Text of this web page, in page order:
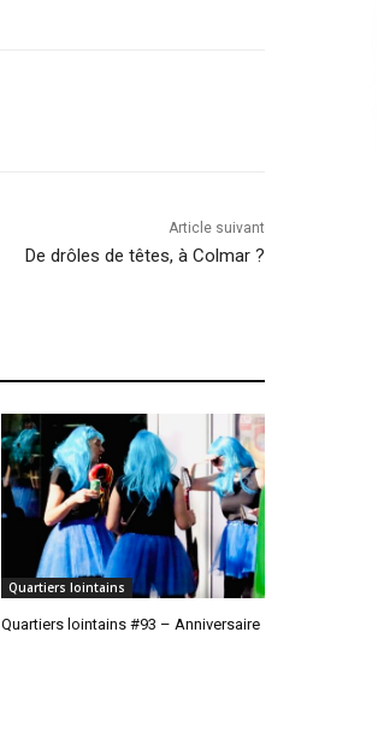
Article suivant
De drôles de têtes, à Colmar ?
Quartiers lointains
Quartiers lointains #93 – Anniversaire